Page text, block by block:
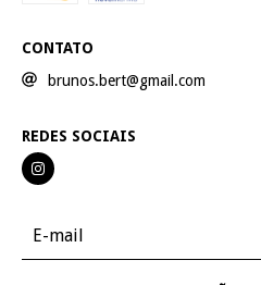
CONTATO
brunos.bert@gmail.com
REDES SOCIAIS